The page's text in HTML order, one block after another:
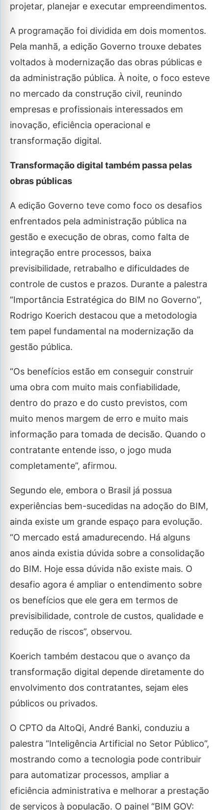
projetar, planejar e executar empreendimentos.
A programação foi dividida em dois momentos.
Pela manhã, a edição Governo trouxe debates
voltados à modernização das obras públicas e
da administração pública. À noite, o foco esteve
no mercado da construção civil, reunindo
empresas e profissionais interessados em
inovação, eficiência operacional e
transformação digital.
Transformação digital também passa pelas
obras públicas
A edição Governo teve como foco os desafios
enfrentados pela administração pública na
gestão e execução de obras, como falta de
integração entre processos, baixa
previsibilidade, retrabalho e dificuldades de
controle de custos e prazos. Durante a palestra
“Importância Estratégica do BIM no Governo”,
Rodrigo Koerich destacou que a metodologia
tem papel fundamental na modernização da
gestão pública.
“Os benefícios estão em conseguir construir
uma obra com muito mais confiabilidade,
dentro do prazo e do custo previstos, com
muito menos margem de erro e muito mais
informação para tomada de decisão. Quando o
contratante entende isso, o jogo muda
completamente”, afirmou.
Segundo ele, embora o Brasil já possua
experiências bem-sucedidas na adoção do BIM,
ainda existe um grande espaço para evolução.
“O mercado está amadurecendo. Há alguns
anos ainda existia dúvida sobre a consolidação
do BIM. Hoje essa dúvida não existe mais. O
desafio agora é ampliar o entendimento sobre
os benefícios que ele gera em termos de
previsibilidade, controle de custos, qualidade e
redução de riscos”, observou.
Koerich também destacou que o avanço da
transformação digital depende diretamente do
envolvimento dos contratantes, sejam eles
públicos ou privados.
O CPTO da AltoQi, André Banki, conduziu a
palestra “Inteligência Artificial no Setor Público”,
mostrando como a tecnologia pode contribuir
para automatizar processos, ampliar a
eficiência administrativa e melhorar a prestação
de serviços à população. O painel “BIM GOV: